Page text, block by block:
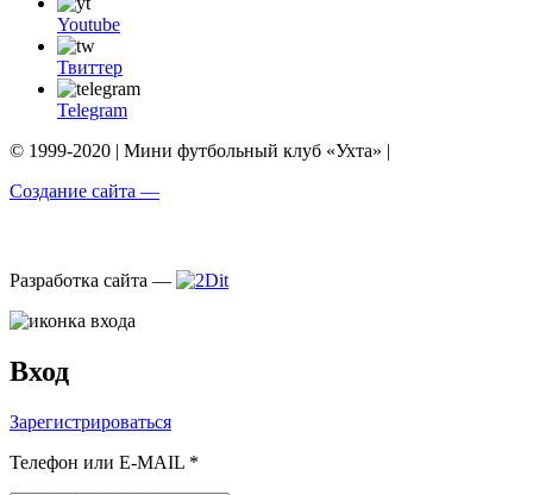
Youtube
Твиттер
Telegram
© 1999-2020 | Мини футбольный клуб «Ухта» |
Создание сайта —
Разработка сайта —
Вход
Зарегистрироваться
Телефон или E-MAIL *